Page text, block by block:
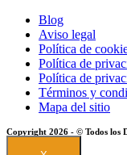
Blog
Aviso legal
Política de
Política de
Política de
Términos y
Mapa del sitio
Copyright 2026 - © Todos los